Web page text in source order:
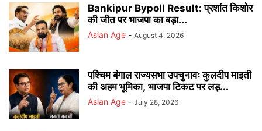
Bankipur Bypoll Result: प्रशांत किशोर
की जीत पर भाजपा का बड़ा...
Asian Age - August 4, 2026
पश्चिम बंगाल राज्यसभा उपचुनावः कुलदीप माइती
की अहम भूमिका, भाजपा टिकट पर लड़...
Asian Age - July 28, 2026